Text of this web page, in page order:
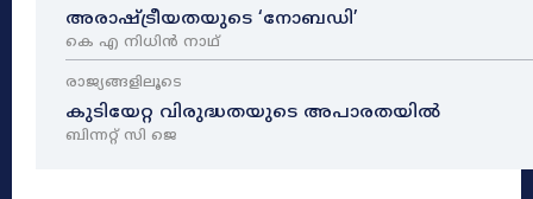
അരാഷ്‌ട്രീയതയുടെ ‘നോബഡി’
കെ എ നിധിൻ നാഥ്‌
രാജ്യങ്ങളിലൂടെ
കുടിയേറ്റ വിരുദ്ധതയുടെ അപാരതയിൽ
ബിന്നറ്റ് സി ജെ